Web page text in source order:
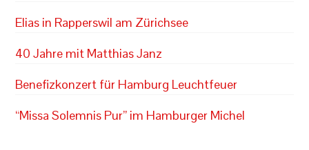
Elias in Rapperswil am Zürichsee
40 Jahre mit Matthias Janz
Benefizkonzert für Hamburg Leuchtfeuer
“Missa Solemnis Pur” im Hamburger Michel